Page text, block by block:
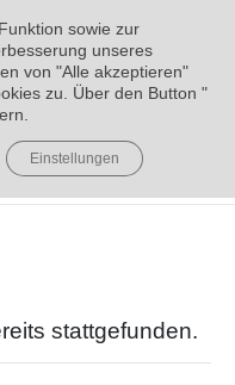
УКРАЇНСЬКА
stattgefunden.
sowie zur
unseres
von "Alle akzeptieren"
zu. Über den Button "
Einstellungen